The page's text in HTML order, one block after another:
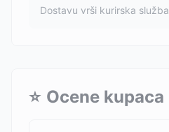
Dostavu vrši kurirska služba
⭐ Ocene kupaca